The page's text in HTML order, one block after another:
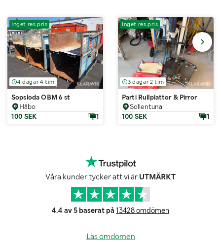
Inget res.pris
4 dagar 4 tim
Sopsloda OBM 6 st
Håbo
100 SEK
1
Inget res.pris
3 dagar 2 tim
Parti Rullplattor & Pirror
Sollentuna
100 SEK
1
Våra kunder tycker att vi är UTMÄRKT
4.4 av 5 baserat på 13428 omdömen
Läs omdömen